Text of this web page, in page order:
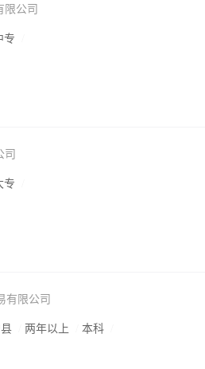
限公司
专
司
专
有限公司
两年以上 本科